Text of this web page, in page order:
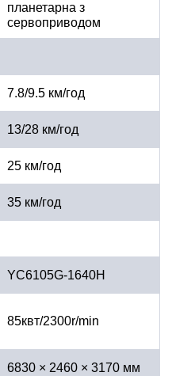
планетарна з
сервоприводом
7.8/9.5 км/год
13/28 км/год
25 км/год
35 км/год
YC6105G-1640H
85квт/2300r/min
6830 × 2460 × 3170 мм